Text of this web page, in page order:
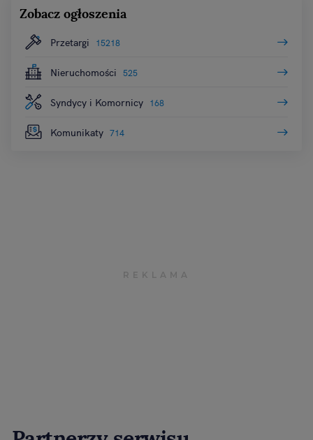
Zobacz ogłoszenia
Przetargi 15218
Nieruchomości 525
Syndycy i Komornicy 168
Komunikaty 714